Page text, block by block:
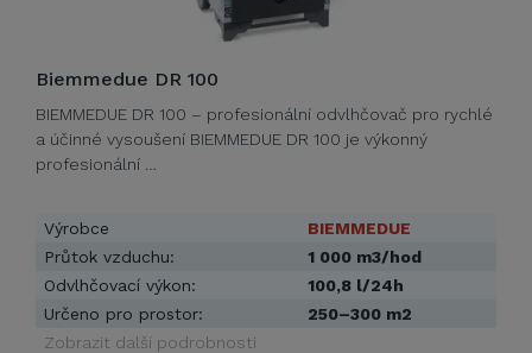
Biemmedue DR 100
BIEMMEDUE DR 100 – profesionální odvlhčovač pro rychlé
a účinné vysoušení BIEMMEDUE DR 100 je výkonný
profesionální …
Výrobce
BIEMMEDUE
Průtok vzduchu:
1 000 m3/hod
Odvlhčovací výkon:
100,8 l/24h
Určeno pro prostor:
250–300 m2
Zobrazit další podrobnosti